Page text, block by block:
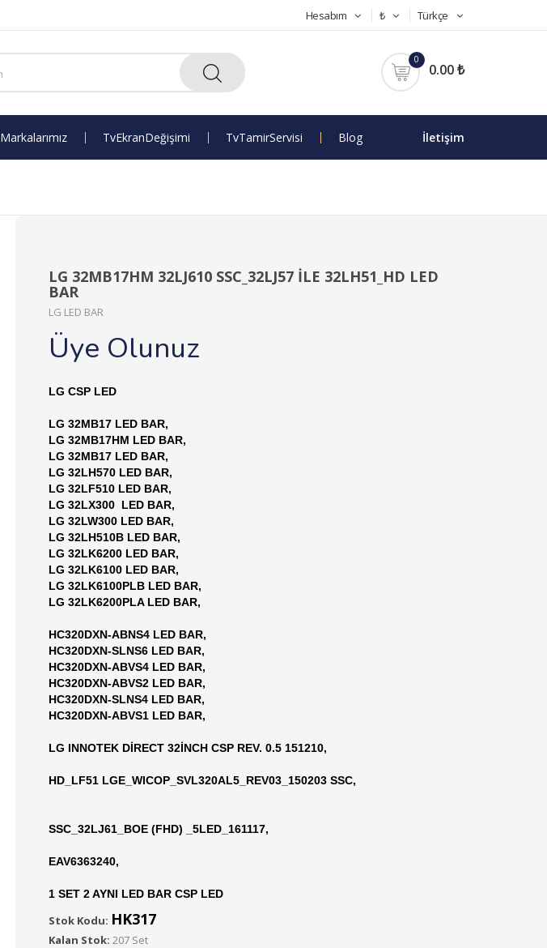
Hesabım ₺ Türkçe
0
0.00 ₺
Markalarımız Tv Ekran Değişimi Tv Tamir Servisi Blog İletişim
LG 32MB17HM 32LJ610 SSC_32LJ57 İLE 32LH51_HD LED
BAR
LG LED BAR
Üye Olunuz
LG CSP LED
LG 32MB17 LED BAR,
LG 32MB17HM LED BAR,
LG 32MB17 LED BAR,
LG 32LH570 LED BAR,
LG 32LF510 LED BAR,
LG 32LX300 LED BAR,
LG 32LW300 LED BAR,
LG 32LH510B LED BAR,
LG 32LK6200 LED BAR,
LG 32LK6100 LED BAR,
LG 32LK6100PLB LED BAR,
LG 32LK6200PLA LED BAR,
HC320DXN-ABNS4 LED BAR,
HC320DXN-SLNS6 LED BAR,
HC320DXN-ABVS4 LED BAR,
HC320DXN-ABVS2 LED BAR,
HC320DXN-SLNS4 LED BAR,
HC320DXN-ABVS1 LED BAR,
LG INNOTEK DİRECT 32İNCH CSP REV. 0.5 151210,
HD_LF51 LGE_WICOP_SVL320AL5_REV03_150203 SSC,
SSC_32LJ61_BOE (FHD) _5LED_161117,
EAV6363240,
1 SET 2 AYNI LED BAR CSP LED
Stok Kodu: HK317
Kalan Stok: 207 Set